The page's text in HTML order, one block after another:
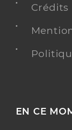
Crédits
EN CE